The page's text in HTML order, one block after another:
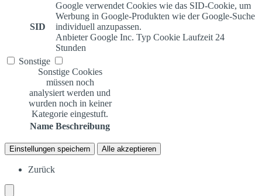
SID
Google verwendet Cookies wie das SID-Cookie, um
Werbung in Google-Produkten wie der Google-Suche
individuell anzupassen.
Anbieter Google Inc. Typ Cookie Laufzeit 24
Stunden
Sonstige
Sonstige Cookies
müssen noch
analysiert werden und
wurden noch in keiner
Kategorie eingestuft.
Name Beschreibung
Einstellungen speichern Alle akzeptieren
Zurück